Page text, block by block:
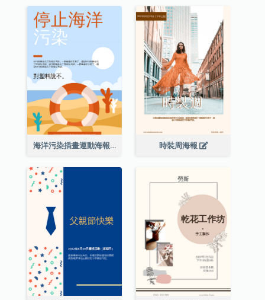
海洋污染插畫運動海報 時裝周海報